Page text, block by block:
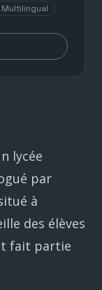
Multilingual
lycée
par
à
des élèves
fait partie